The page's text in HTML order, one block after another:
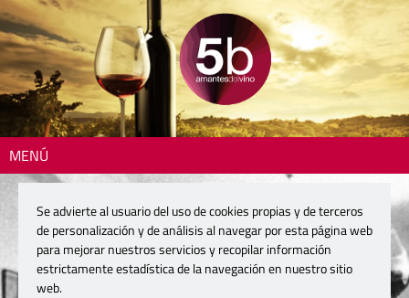
MENÚ
Se advierte al usuario del uso de cookies propias y de terceros
de personalización y de análisis al navegar por esta página web
para mejorar nuestros servicios y recopilar información
estrictamente estadística de la navegación en nuestro sitio
web.